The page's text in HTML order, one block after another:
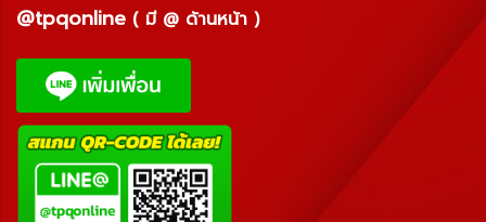
@tpqonline ( มี @ ด้านหน้า )